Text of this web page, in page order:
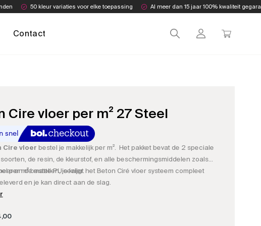
50 kleur variaties voor elke toepassing Al meer dan 15 jaar 100% kwaliteit
Contact
Cire vloer per m² 27 Steel
Cire vloer bestel je makkelijk per m². Het pakket bevat de 2 speciale
de resin, de kleurstof, en alle beschermingsmiddelen zoals
en de matte PU sealer.
per m² bestellen, je krijgt het Beton Ciré vloer systeem compleet
en je kan direct aan de slag.